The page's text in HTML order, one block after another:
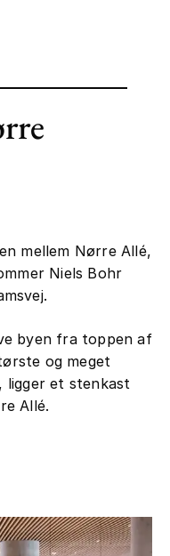
mellem Nørre Allé,
Niels Bohr
byen fra toppen af
og meget
et stenkast
Allé.